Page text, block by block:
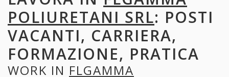
POLIURETANI SRL: POSTI
VACANTI, CARRIERA,
FORMAZIONE, PRATICA
WORK IN FLGAMMA